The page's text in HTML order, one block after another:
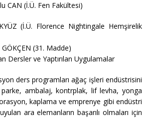
CAN (İ.Ü. Fen Fakültesi)
(İ.Ü. Florence Nightingale Hemşirelik
(31. Madde)
Dersler ve Yaptırılan Uygulamalar
ders programları ağaç işleri endüstrisini
ambalaj, kontrplak, lif levha, yonga
kaplama ve emprenye gibi endüstri
ara elemanların başarılı olmaları için